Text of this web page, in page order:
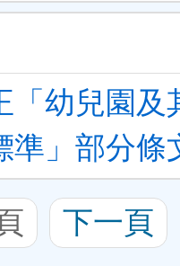
「幼兒園及
準」部分條
下一頁